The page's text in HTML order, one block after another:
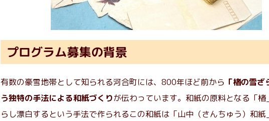
プログラム募集の背景
有数の豪雪地帯として知られる河合町には、800年ほど前から 「楮の雪
う独特の手法による和紙づくりが伝わっています。和紙の原料となる「楮
らし漂白するという手法で作られるこの和紙は「山中（さんちゅう）和紙